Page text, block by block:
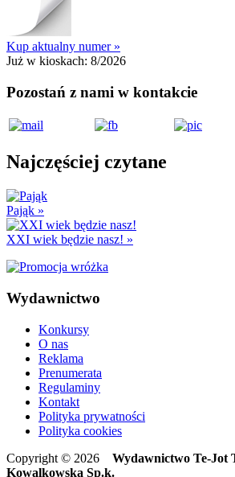
Kup aktualny numer »
Już w kioskach: 8/2026
Pozostań z nami w kontakcie
Najczęściej czytane
Pająk »
XXI wiek będzie nasz! »
Wydawnictwo
Konkursy
O nas
Reklama
Prenumerata
Regulaminy
Kontakt
Polityka prywatności
Polityka cookies
Copyright © 2026 Wydawnictwo Te-Jot
Kowalkowska Sp.k.